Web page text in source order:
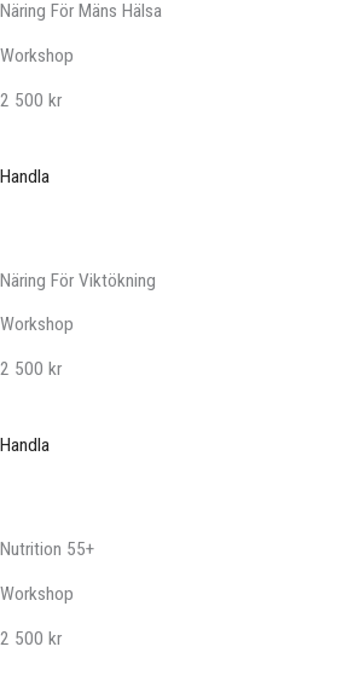
Näring För Mäns Hälsa
Workshop
2 500 kr
Handla
Näring För Viktökning
Workshop
2 500 kr
Handla
Nutrition 55+
Workshop
2 500 kr